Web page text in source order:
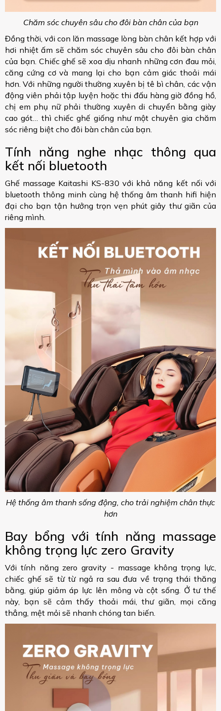
Chăm sóc chuyên sâu cho đôi bàn chân của bạn
Đồng thời, với con lăn massage lòng bàn chân kết hợp với
hơi nhiệt ấm sẽ chăm sóc chuyên sâu cho đôi bàn chân
của bạn. Chiếc ghế sẽ xoa dịu nhanh những cơn đau mỏi,
căng cứng cơ và mang lại cho bạn cảm giác thoải mái
hơn. Với những người thường xuyên bị tê bì chân, các vận
động viên phải tập luyện hoặc thi đấu hàng giờ đồng hồ,
chị em phụ nữ phải thường xuyên di chuyển bằng giày
cao gót… thì chiếc ghế giống như một chuyên gia chăm
sóc riêng biệt cho đôi bàn chân của bạn.
Tính năng nghe nhạc thông qua
kết nối bluetooth
Ghế massage Kaitashi KS-830 với khả năng kết nối với
bluetooth thông minh cùng hệ thống âm thanh hifi hiện
đại cho bạn tận hưởng trọn vẹn phút giây thư giãn của
riêng mình.
Hệ thống âm thanh sống động, cho trải nghiệm chân thực
hơn
Bay bổng với tính năng massage
không trọng lực zero Gravity
Với tính năng zero gravity - massage không trọng lực,
chiếc ghế sẽ từ từ ngả ra sau đưa về trạng thái thăng
bằng, giúp giảm áp lực lên mông và cột sống. Ở tư thế
này, bạn sẽ cảm thấy thoải mái, thư giãn, mọi căng
thẳng, mệt mỏi sẽ nhanh chóng tan biến.